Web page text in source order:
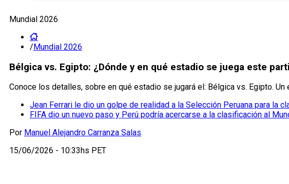
Mundial 2026
/Mundial 2026
Bélgica vs. Egipto: ¿Dónde y en qué estadio se juega este
Conoce los detalles, sobre en qué estadio se jugará el: Bélgica vs. Egipto.
Jean Ferrari le dio un golpe de realidad a la Selección Peruana para la
FIFA dio un nuevo paso y Perú podría acercarse a la clasificación al
Por Manuel Alejandro Carranza Salas
15/06/2026 - 10:33hs PET